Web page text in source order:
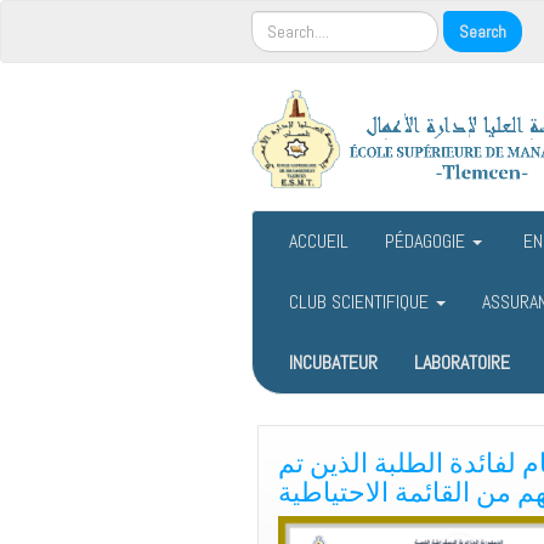
ACCUEIL PÉDAGOGIE
CLUB SCIENTIFIQUE
INCUBATEUR LABORATOIRE
لفائدة الطلبة الذين تم
من القائمة الاحتياطية